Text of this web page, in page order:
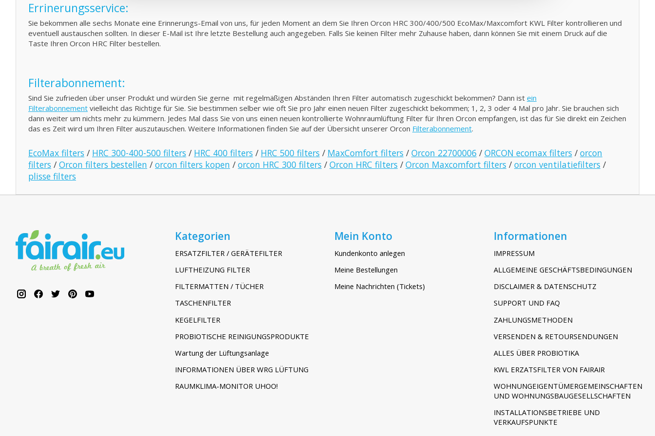
Errinerungsservice:
Sie bekommen alle sechs Monate eine Erinnerungs-Email von uns, für jeden Moment an dem Sie Ihren Orcon HRC 300/400/500 EcoMax/Maxcomfort KWL Filter kontrollieren und
eventuell austauschen sollten. In dieser E-Mail ist Ihre letzte Bestellung auch angegeben. Falls Sie keinen Filter mehr Zuhause haben, dann können Sie mit einem Druck auf die
Taste Ihren Orcon HRC Filter bestellen.
Filterabonnement:
Sind Sie zufrieden über unser Produkt und würden Sie gerne mit regelmäßigen Abständen Ihren Filter automatisch zugeschickt bekommen? Dann ist ein
Filterabonnement vielleicht das Richtige für Sie. Sie bestimmen selber wie oft Sie pro Jahr einen neuen Filter zugeschickt bekommen; 1, 2, 3 oder 4 Mal pro Jahr. Sie brauchen sich
dann weiter um nichts mehr zu kümmern. Jedes Mal dass Sie von uns einen neuen kontrollierte Wohnraumlüftung Filter für Ihren Orcon empfangen, ist das für Sie direkt ein Zeichen
das es Zeit wird um Ihren Filter auszutauschen. Weitere Informationen finden Sie auf der Übersicht unserer Orcon Filterabonnement.
EcoMax filters / HRC 300-400-500 filters / HRC 400 filters / HRC 500 filters / MaxComfort filters / Orcon 22700006 / ORCON ecomax filters / orcon
filters / Orcon filters bestellen / orcon filters kopen / orcon HRC 300 filters / Orcon HRC filters / Orcon Maxcomfort filters / orcon ventilatiefilters /
plisse filters
Kategorien
ERSATZFILTER / GERÄTEFILTER
LUFTHEIZUNG FILTER
FILTERMATTEN / TÜCHER
TASCHENFILTER
KEGELFILTER
PROBIOTISCHE REINIGUNGSPRODUKTE
Wartung der Lüftungsanlage
INFORMATIONEN ÜBER WRG LÜFTUNG
RAUMKLIMA-MONITOR UHOO!
Mein Konto
Kundenkonto anlegen
Meine Bestellungen
Meine Nachrichten (Tickets)
Informationen
IMPRESSUM
ALLGEMEINE GESCHÄFTSBEDINGUNGEN
DISCLAIMER & DATENSCHUTZ
SUPPORT UND FAQ
ZAHLUNGSMETHODEN
VERSENDEN & RETOURSENDUNGEN
ALLES ÜBER PROBIOTIKA
KWL ERZATSFILTER VON FAIRAIR
WOHNUNGEIGENTÜMERGEMEINSCHAFTEN
UND WOHNUNGSBAUGESELLSCHAFTEN
INSTALLATIONSBETRIEBE UND
VERKAUFSPUNKTE